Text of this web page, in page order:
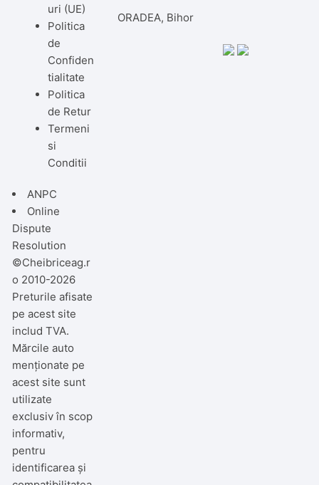
uri (UE)
Politica
de
Confiden
tialitate
Politica
de Retur
Termeni
si
Conditii
ANPC
Online
Dispute
Resolution
ORADEA, Bihor
©Cheibriceag.r
o 2010-2026
Preturile afisate
pe acest site
includ TVA.
Mărcile auto
menționate pe
acest site sunt
utilizate
exclusiv în scop
informativ,
pentru
identificarea și